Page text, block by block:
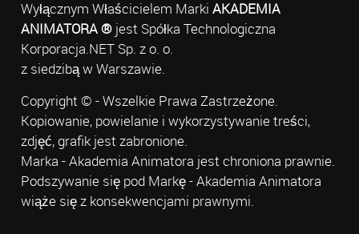
Wyłącznym Właścicielem Marki AKADEMIA
ANIMATORA ®jest Spółka Technologiczna
Korporacja.NET Sp. z o. o.
z siedzibą w Warszawie.
Copyright © - Wszelkie Prawa Zastrzeżone.
Kopiowanie, powielanie i wykorzystywanie treści,
zdjęć, grafik jest zabronione.
Marka - Akademia Animatora jest chroniona prawnie.
Podszywanie się pod Markę - Akademia Animatora
wiąże się z konsekwencjami prawnymi.